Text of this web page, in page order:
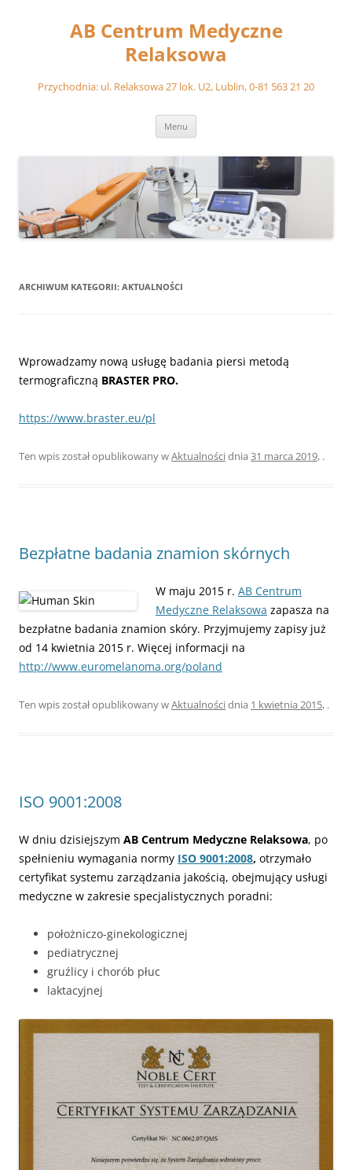
AB Centrum Medyczne
Relaksowa
Przychodnia: ul. Relaksowa 27 lok. U2, Lublin, 0-81 563 21 20
Menu
ARCHIWUM KATEGORII: AKTUALNOŚCI
Wprowadzamy nową usługę badania piersi metodą
termograficzną BRASTER PRO.
https://www.braster.eu/pl
Ten wpis został opublikowany wAktualnościdnia 31 marca 2019, .
Bezpłatne badania znamion skórnych
W maju 2015 r. AB Centrum
Medyczne Relaksowa zapasza na
bezpłatne badania znamion skóry. Przyjmujemy zapisy już
od 14 kwietnia 2015 r. Więcej informacji na
http://www.euromelanoma.org/poland
Ten wpis został opublikowany wAktualnościdnia 1 kwietnia 2015, .
ISO 9001:2008
W dniu dzisiejszym AB Centrum Medyczne Relaksowa, po
spełnieniu wymagania normy ISO 9001:2008, otrzymało
certyfikat systemu zarządzania jakością, obejmujący usługi
medyczne w zakresie specjalistycznych poradni:
położniczo-ginekologicznej
pediatrycznej
gruźlicy i chorób płuc
laktacyjnej